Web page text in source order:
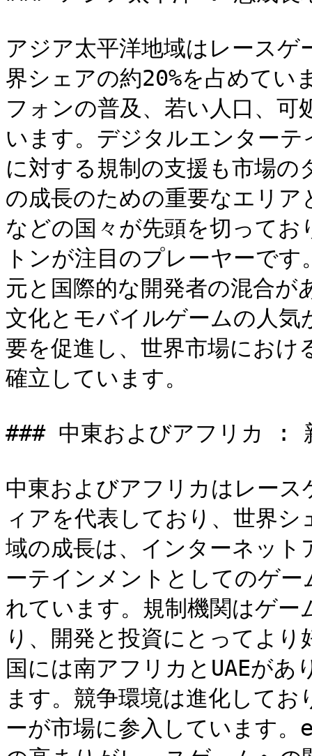
アジア太平洋地域はレース
界シェアの約20%を占めてい
フォンの普及、若い人口、
います。デジタルエンター
に対する規制の支援も市場
の成長のための重要なエリ
などの国々が先頭を切って
トンが注目のプレーヤーで
元と国際的な開発者の混合
文化とモバイルゲームの人
要を促進し、世界市場におけ
確立しています。
### 中東およびアフリカ :
中東およびアフリカはレー
ィアを代表しており、世界
域の成長は、インターネッ
ーテインメントとしてのゲ
れています。規制機関はゲー
り、開発と投資にとってよ
国には南アフリカとUAEがあ
ます。競争環境は進化して
ーが市場に参入しています